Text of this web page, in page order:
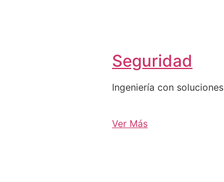
Seguridad
Ingeniería con
Ver Más